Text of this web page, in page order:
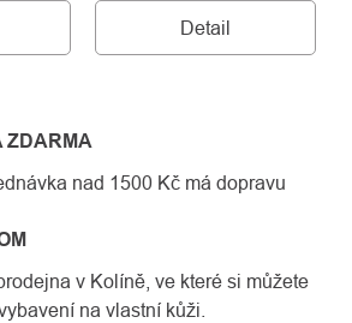
Detail
ZDARMA
nad 1500 Kč má dopravu
v Kolíně, ve které si můžete
na vlastní kůži.